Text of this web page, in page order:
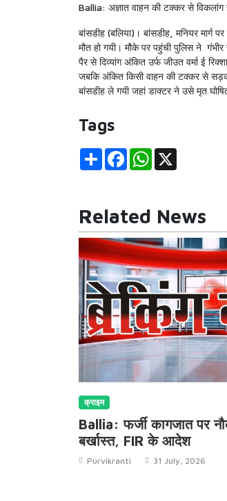
Ballia: अज्ञात वाहन की टक्कर से विकलांग
बांसडीह (बलिया)। बांसडीह, मनियर मार्ग
मौत हो गयी। मौके पर पहुंची पुलिस ने
पैर से दिव्यांग अंकित उर्फ जीउत वर्मा ई
जबकि अंकित किसी वाहन की टक्कर से
बांसडीह ले गयी जहां डाक्टर ने उसे मृत
Tags
Share FacebookWhatsApp
Related News
क्राइम
Ballia: फर्जी कागजात पर
बर्खास्त, FIR के आदेश
Purvikranti 31 July, 2026